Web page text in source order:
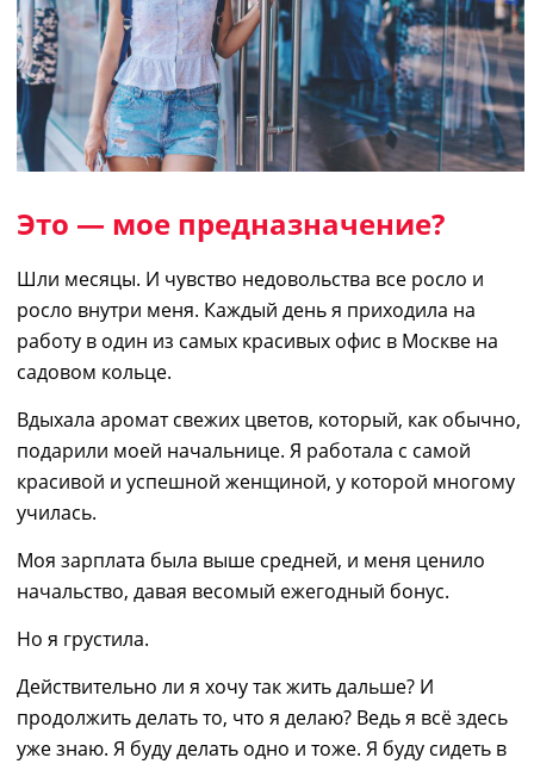
Это — мое предназначение?
Шли месяцы. И чувство недовольства все росло и
росло внутри меня. Каждый день я приходила на
работу в один из самых красивых офис в Москве на
садовом кольце.
Вдыхала аромат свежих цветов, который, как обычно,
подарили моей начальнице. Я работала с самой
красивой и успешной женщиной, у которой многому
училась.
Моя зарплата была выше средней, и меня ценило
начальство, давая весомый ежегодный бонус.
Но я грустила.
Действительно ли я хочу так жить дальше? И
продолжить делать то, что я делаю? Ведь я всё здесь
уже знаю. Я буду делать одно и тоже. Я буду сидеть в